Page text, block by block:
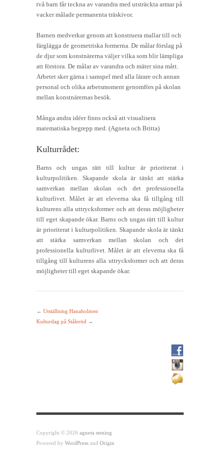
två barn får teckna av varandra med utsträckta armar på
vacker målade permanenta träskivor.
Barnen medverkar genom att konstruera mallar till och
färglägga de geometriska formerna. De målar förslag på
de djur som konstnärerna väljer vilka som blir lämpliga
att förstora. De målar av varandra och mäter sina mått.
Arbetet sker gärna i samspel med alla lärare och annan
personal och olika arbetsmoment genomförs på skolan
mellan konstnärernas besök.
Många andra idéer finns också att visualisera
matematiska begrepp med. (Agneta och Britta)
Kulturrådet:
Barns och ungas rätt till kultur är prioriterat i
kulturpolitiken. Skapande skola är tänkt att stärka
samverkan mellan skolan och det professionella
kulturlivet. Målet är att eleverna ska få tillgång till
kulturens alla uttrycksformer och att deras möjligheter
till eget skapande ökar. Barns och ungas rätt till kultur
är prioriterat i kulturpolitiken. Skapande skola är tänkt
att stärka samverkan mellan skolan och det
professionella kulturlivet. Målet är att eleverna ska få
tillgång till kulturens alla uttrycksformer och att deras
möjligheter till eget skapande ökar.
← Utställning Hanaholmen
Kulturdag på Ståleröd →
Copyright © 2026 agneta stening
Powered by WordPress and Origin